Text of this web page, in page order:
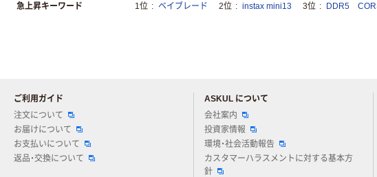
急上昇キーワード 1位 ベイブレード 2位 instax mini13 3位 DDR5
ご利用ガイド
注文について
お届けについて
お支払いについて
返品・交換について
ASKUL について
会社案内
投資家情報
環境・社会活動報告
カスタマーハラスメントに対する基本方
針